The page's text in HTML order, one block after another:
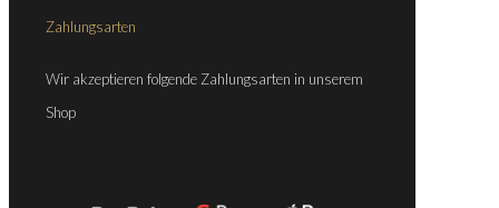
Zahlungsarten
Wir akzeptieren folgende Zahlungsarten in unserem
Shop